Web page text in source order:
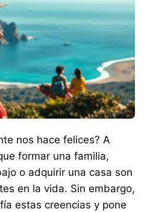
nos hace felices? A
formar una familia,
o adquirir una casa son
en la vida. Sin embargo,
estas creencias y pone